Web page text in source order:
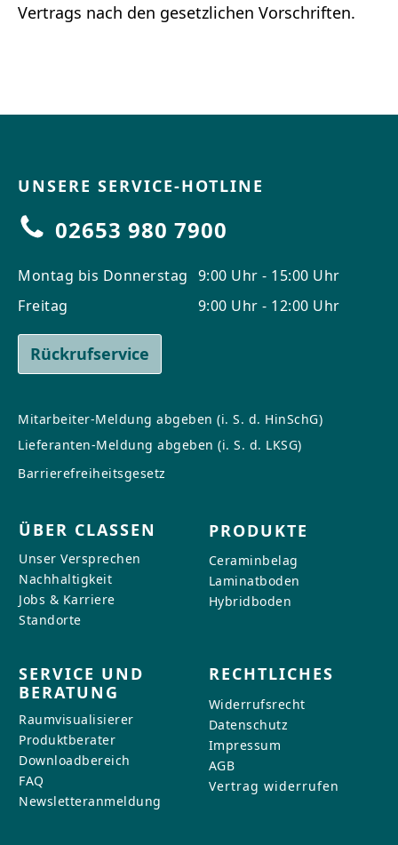
Vertrags nach den gesetzlichen Vorschriften.
UNSERE SERVICE-HOTLINE
02653 980 7900
Montag bis Donnerstag
Freitag
9:00 Uhr - 15:00 Uhr
9:00 Uhr - 12:00 Uhr
Rückrufservice
Mitarbeiter-Meldung abgeben (i. S. d. HinSchG)
Lieferanten-Meldung abgeben (i. S. d. LKSG)
Barrierefreiheitsgesetz
ÜBER CLASSEN
Unser Versprechen
Nachhaltigkeit
Jobs & Karriere
Standorte
PRODUKTE
Ceraminbelag
Laminatboden
Hybridboden
SERVICE UND
BERATUNG
Raumvisualisierer
Produktberater
Downloadbereich
FAQ
Newsletteranmeldung
RECHTLICHES
Widerrufsrecht
Datenschutz
Impressum
AGB
Vertrag widerrufen